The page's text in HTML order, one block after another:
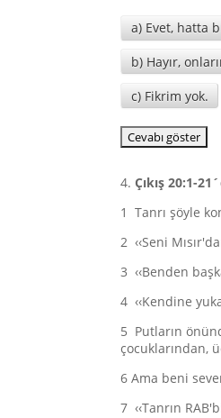
a) Evet, hatta
b) Hayır,
c) Fikrim yok.
4.Çıkış 20:1-
1 Tanrı şöyle
2 ‹‹Seni
3 ‹‹Benden
4 ‹‹Kendine
5 Putların
çocuklarından,
6 Ama beni
7 ‹‹Tanrın